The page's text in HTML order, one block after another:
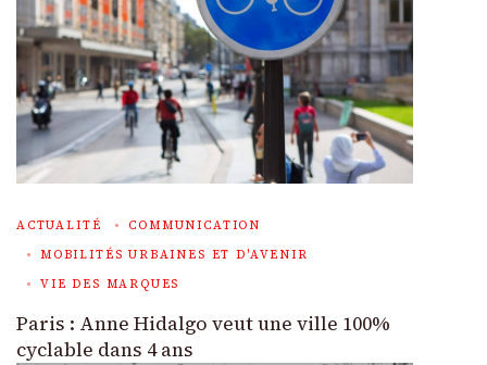
ACTUALITÉ
COMMUNICATION
MOBILITÉS URBAINES ET D'AVENIR
VIE DES MARQUES
Paris : Anne Hidalgo veut une ville 100%
cyclable dans 4 ans